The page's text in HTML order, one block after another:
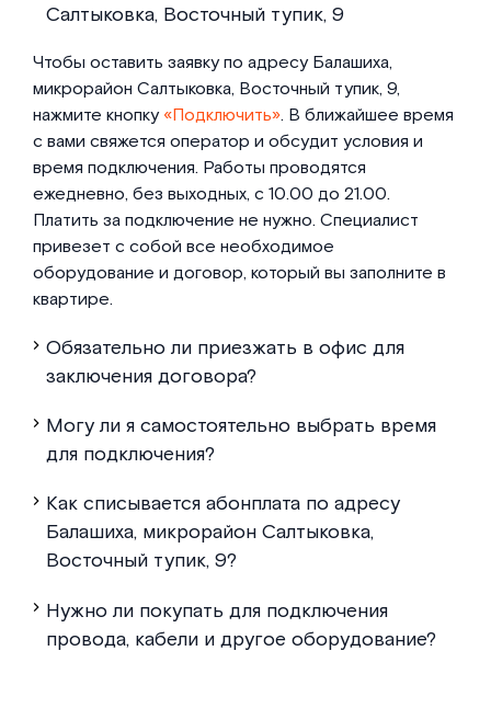
Салтыковка, Восточный тупик, 9
Чтобы оставить заявку по адресу Балашиха,
микрорайон Салтыковка, Восточный тупик, 9,
нажмите кнопку«Подключить». В ближайшее время
с вами свяжется оператор и обсудит условия и
время подключения. Работы проводятся
ежедневно, без выходных, с 10.00 до 21.00.
Платить за подключение не нужно. Специалист
привезет с собой все необходимое
оборудование и договор, который вы заполните в
квартире.
Обязательно ли приезжать в офис для
заключения договора?
Могу ли я самостоятельно выбрать время
для подключения?
Как списывается абонплата по адресу
Балашиха, микрорайон Салтыковка,
Восточный тупик, 9?
Нужно ли покупать для подключения
провода, кабели и другое оборудование?